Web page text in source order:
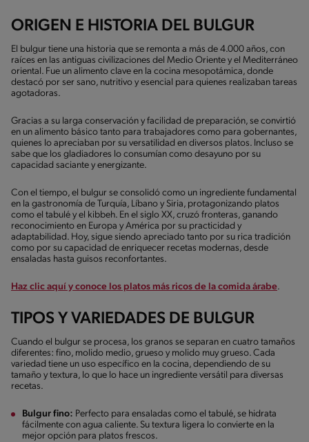
ORIGEN E HISTORIA DEL BULGUR
El bulgur tiene una historia que se remonta a más de 4.000 años, con
raíces en las antiguas civilizaciones del Medio Oriente y el Mediterráneo
oriental. Fue un alimento clave en la cocina mesopotámica, donde
destacó por ser sano, nutritivo y esencial para quienes realizaban tareas
agotadoras.
Gracias a su larga conservación y facilidad de preparación, se convirtió
en un alimento básico tanto para trabajadores como para gobernantes,
quienes lo apreciaban por su versatilidad en diversos platos. Incluso se
sabe que los gladiadores lo consumían como desayuno por su
capacidad saciante y energizante.
Con el tiempo, el bulgur se consolidó como un ingrediente fundamental
en la gastronomía de Turquía, Líbano y Siria, protagonizando platos
como el tabulé y el kibbeh. En el siglo XX, cruzó fronteras, ganando
reconocimiento en Europa y América por su practicidad y
adaptabilidad. Hoy, sigue siendo apreciado tanto por su rica tradición
como por su capacidad de enriquecer recetas modernas, desde
ensaladas hasta guisos reconfortantes.
Haz clic aquí y conoce los platos más ricos de la comida árabe.
TIPOS Y VARIEDADES DE BULGUR
Cuando el bulgur se procesa, los granos se separan en cuatro tamaños
diferentes: fino, molido medio, grueso y molido muy grueso. Cada
variedad tiene un uso específico en la cocina, dependiendo de su
tamaño y textura, lo que lo hace un ingrediente versátil para diversas
recetas.
Bulgur fino: Perfecto para ensaladas como el tabulé, se hidrata
fácilmente con agua caliente. Su textura ligera lo convierte en la
mejor opción para platos frescos.